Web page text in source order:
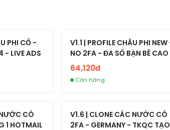
PHI CỔ -
- LIVE ADS
V1.1 | PROFILE CHÂU PHI
NO 2FA - ĐA SỐ BẠN BÈ CAO
64,120đ
Còn hàng
CÓ
1 HOTMAIL
V1.6 | CLONE CÁC NƯỚC CÓ
2FA - GERMANY - TKQC TẠO